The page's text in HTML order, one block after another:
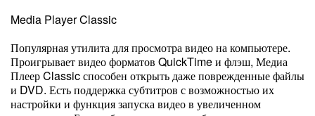
Media Player Classic
Популярная утилита для просмотра видео на компьютере.
Проигрывает видео форматов QuickTime и флэш, Медиа
Плеер Classic способен открыть даже поврежденные файлы
и DVD. Есть поддержка субтитров с возможностью их
настройки и функция запуска видео в увеличенном